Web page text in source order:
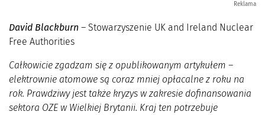
Reklama
David Blackburn – Stowarzyszenie UK and Ireland Nuclear
Free Authorities
Całkowicie zgadzam się z opublikowanym artykułem –
elektrownie atomowe są coraz mniej opłacalne z roku na
rok. Prawdziwy jest także kryzys w zakresie dofinansowania
sektora OZE w Wielkiej Brytanii. Kraj ten potrzebuje